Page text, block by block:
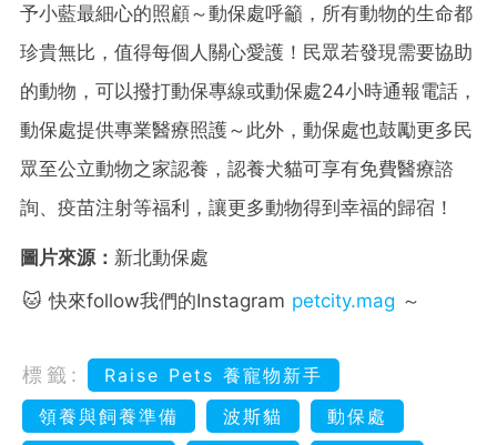
予小藍最細心的照顧～動保處呼籲，所有動物的生命都
珍貴無比，值得每個人關心愛護！民眾若發現需要協助
的動物，可以撥打動保專線或動保處24小時通報電話，
動保處提供專業醫療照護～此外，動保處也鼓勵更多民
眾至公立動物之家認養，認養犬貓可享有免費醫療諮
詢、疫苗注射等福利，讓更多動物得到幸福的歸宿！
圖片來源： 新北動保處
🐱 快來follow我們的Instagram petcity.mag ～
標籤:
Raise Pets 養寵物新手
領養與飼養準備
波斯貓
動保處